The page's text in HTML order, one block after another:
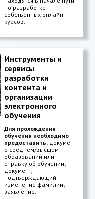
по разработке
собственных онлайн-
курсов.
Инструменты и
сервисы
разработки
контента и
организации
электронного
обучения
Для прохождения
обучения необходимо
предоставить: документ
о среднем/высшем
образовании или
справку об обучении;
документ,
подтверждающий
изменение фамилии;
заявление.